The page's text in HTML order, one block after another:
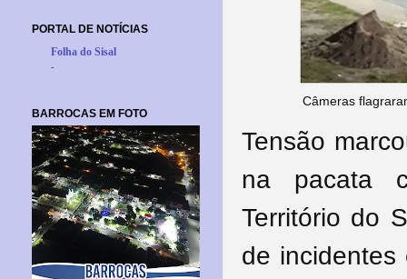
Câmeras
Tensão
na pacata
Território do
de
PORTAL DE NOTÍCIAS
Folha do Sisal
-
BARROCAS EM FOTO